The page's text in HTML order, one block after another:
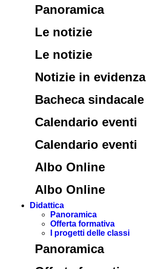
Panoramica
Le notizie
Le notizie
Notizie in evidenza
Bacheca sindacale
Calendario eventi
Calendario eventi
Albo Online
Albo Online
Didattica
Panoramica
Offerta formativa
I progetti delle classi
Panoramica